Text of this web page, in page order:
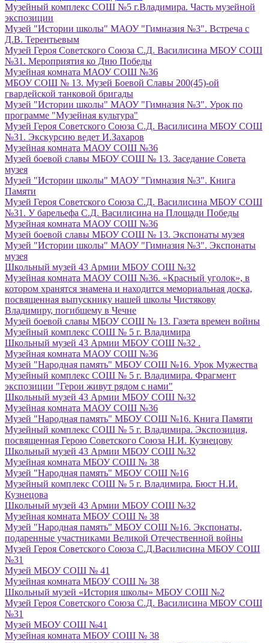
Музейный комплекс СОШ №5 г.Владимира. Часть музейной
экспозиции
Музей "Истории школы" МАОУ "Гимназия №3". Встреча с
Д.В. Терентьевым
Музей Героя Советского Союза С.Д. Василисина МБОУ СОШ
№31. Мероприятия ко Дню Победы
Музейная комната МАОУ СОШ №36
МБОУ СОШ № 13. Музей Боевой Славы 200(45)-ой
гвардейской танковой бригады
Музей "Истории школы" МАОУ "Гимназия №3". Урок по
программе "Музейная культура"
Музей Героя Советского Союза С.Д. Василисина МБОУ СОШ
№31. Экскурсию ведет И.Захаров
Музейная комната МАОУ СОШ №36
Музей боевой славы МБОУ СОШ № 13. Заседание Совета
музея
Музей "Истории школы" МАОУ "Гимназия №3". Книга
Памяти
Музей Героя Советского Союза С.Д. Василисина МБОУ СОШ
№31. У барельефа С.Д. Василисина на Площади Победы
Музейная комната МАОУ СОШ №36
Музей боевой славы МБОУ СОШ № 13. Экспонаты музея
Музей "Истории школы" МАОУ "Гимназия №3". Экспонаты
музея
Школьный музей 43 Армии МБОУ СОШ №32
Музейная комната МАОУ СОШ №36. «Красный уголок», в
котором хранятся знамена и находится мемориальная доска,
посвященная выпускнику нашей школы Чистякову
Владимиру, погибшему в Чечне
Музей боевой славы МБОУ СОШ № 13. Газета времен войны
Музейный комплекс СОШ № 5 г. Владимира
Школьный музей 43 Армии МБОУ СОШ №32 .
Музейная комната МАОУ СОШ №36
Музей "Народная память" МБОУ СОШ №16. Урок Мужества
Музейный комплекс СОШ № 5 г. Владимира. Фрагмент
экспозиции "Герои живут рядом с нами"
Школьный музей 43 Армии МБОУ СОШ №32
Музейная комната МАОУ СОШ №36
Музей "Народная память" МБОУ СОШ №16. Книга Памяти
Музейный комплекс СОШ № 5 г. Владимира. Экспозиция,
посвященная Герою Советского Союза Н.И. Кузнецову
Школьный музей 43 Армии МБОУ СОШ №32
Музейная комната МБОУ СОШ № 38
Музей "Народная память" МБОУ СОШ №16
Музейный комплекс СОШ № 5 г. Владимира. Бюст Н.И.
Кузнецова
Школьный музей 43 Армии МБОУ СОШ №32
Музейная комната МБОУ СОШ № 38
Музей "Народная память" МБОУ СОШ №16. Экспонаты,
подаренные участниками Великой Отечественной войны
Музей Героя Советского Союза С.Д.Василисина МБОУ СОШ
№31
Музей МБОУ СОШ № 41
Музейная комната МБОУ СОШ № 38
Школьный музей «История школы» МБОУ СОШ №2
Музей Героя Советского Союза С.Д. Василисина МБОУ СОШ
№31
Музей МБОУ СОШ №41
Музейная комната МБОУ СОШ № 38